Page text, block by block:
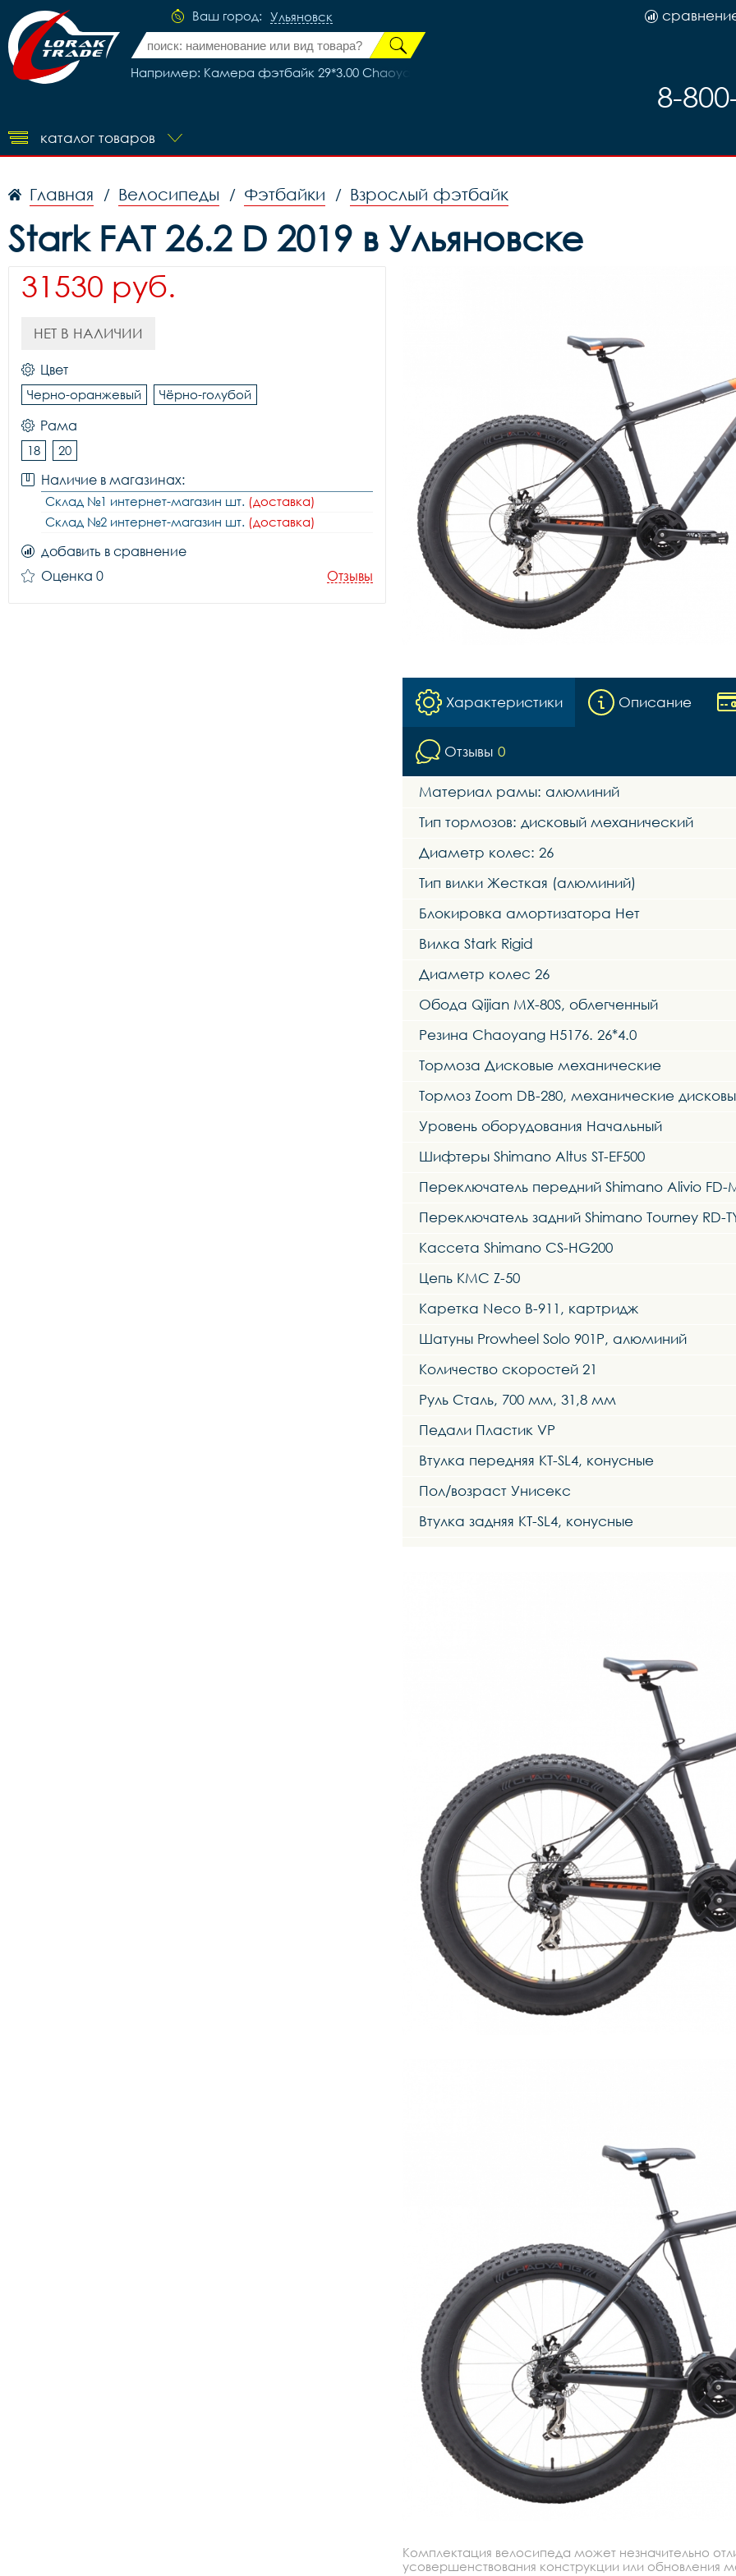
Ваш город: Ульяновск
Например: Камера фэтбайк 29*3.00 Chaoyang
8-
каталог товаров
Главная / Велосипеды / Фэтбайки / Взрослый фэтбайк
Stark FAT 26.2 D 2019 в Ульяновске
31530 руб.
НЕТ В НАЛИЧИИ
Цвет
Черно-оранжевый Чёрно-голубой
Рама
18 20
Наличие в магазинах:
Склад №1 интернет-магазин шт. (доставка)
Склад №2 интернет-магазин шт. (доставка)
добавить в сравнение
Оценка 0
Отзывы
Характеристики Описание
Отзывы 0
Материал рамы: алюминий
Тип тормозов: дисковый механический
Диаметр колес: 26
Тип вилки Жесткая (алюминий)
Блокировка амортизатора Нет
Вилка Stark Rigid
Диаметр колес 26
Обода Qijian MX-80S, облегченный
Резина Chaoyang H5176. 26*4.0
Тормоза Дисковые механические
Тормоз Zoom DB-280, механические
Уровень оборудования Начальный
Шифтеры Shimano Altus ST-EF500
Переключатель передний Shimano Alivio FD-
Переключатель задний Shimano Tourney RD-
Кассета Shimano CS-HG200
Цепь KMC Z-50
Каретка Neco B-911, картридж
Шатуны Prowheel Solo 901P, алюминий
Количество скоростей 21
Руль Сталь, 700 мм, 31,8 мм
Педали Пластик VP
Втулка передняя KT-SL4, конусные
Пол/возраст Унисекс
Втулка задняя KT-SL4, конусные
Комплектация велосипеда может незначительно
усовершенствования конструкции или обновления